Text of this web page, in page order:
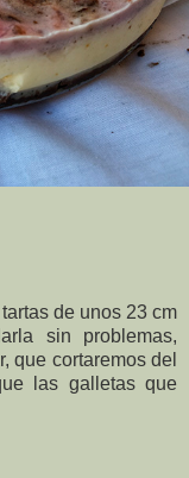
de unos 23 cm
sin problemas,
que cortaremos del
las galletas que